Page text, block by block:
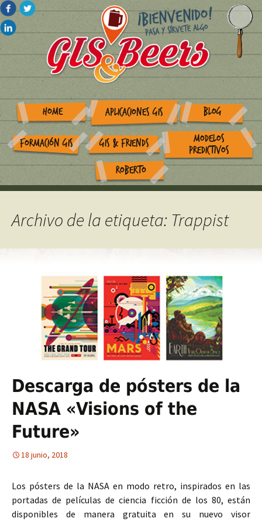
HOME APLICACIONES GIS BLOG
FORMACIÓN GIS GIS & FRIENDS
MODELOS
PREDICTIVOS
ROBERTO
Archivo de la etiqueta: Trappist
Descarga de pósters de la
NASA «Visions of the
Future»
18 junio, 2018
Los pósters de la NASA en modo retro, inspirados en las
portadas de películas de ciencia ficción de los 80, están
disponibles de manera gratuita en su nuevo visor